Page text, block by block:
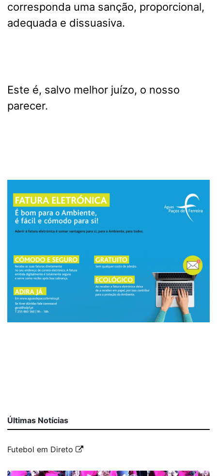
corresponda uma sanção, proporcional,
adequada e dissuasiva.
Este é, salvo melhor juízo, o nosso
parecer.
Últimas Notícias
Futebol em Direto